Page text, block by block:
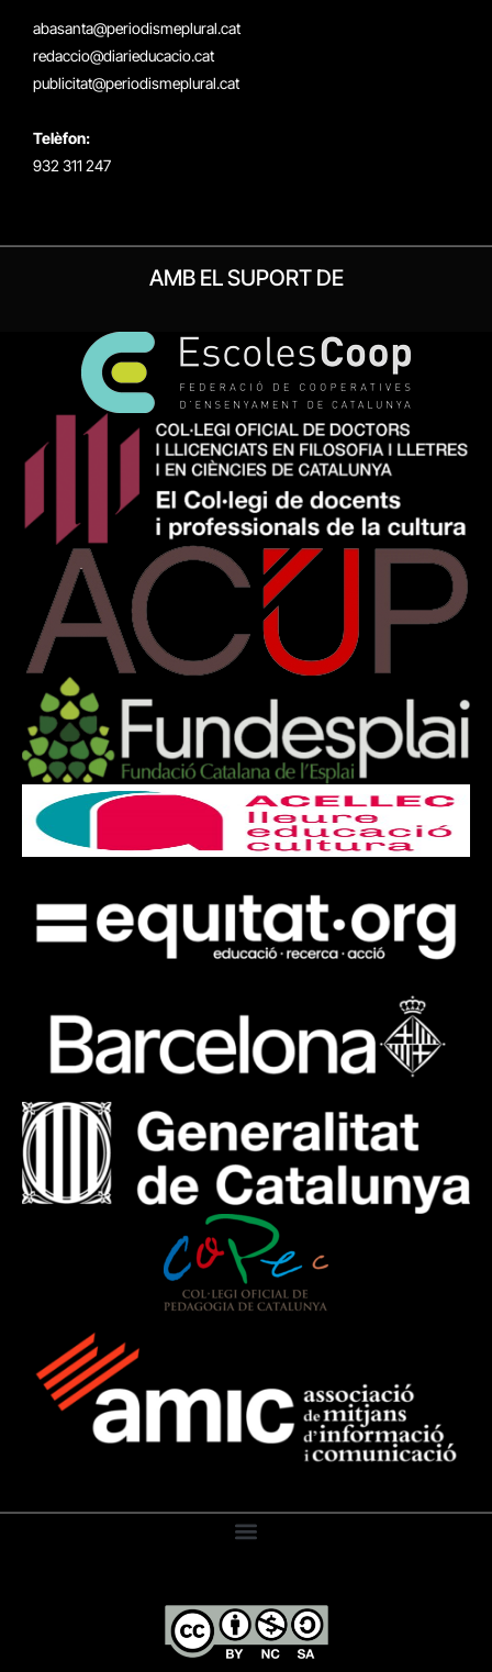
abasanta@periodismeplural.cat
redaccio@diarieducacio.cat
publicitat@periodismeplural.cat
Telèfon:
932 311 247
AMB EL SUPORT DE